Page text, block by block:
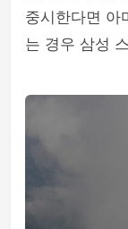
중시한다면 아
는 경우 삼성